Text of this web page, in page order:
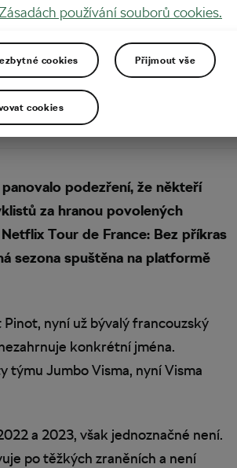
podezření, že někteří
za hranou povolených
Tour de France: Bez příkras
sezona spuštěna na platformě
Pinot, nyní už bývalý francouzský
konkrétní jména.
týmu Jumbo Visma, nyní Visma
a 2023, však jednoznačné není.
po těžkých zraněních a není
používání souborů cookies.
cookies Přijmout vše
cookies